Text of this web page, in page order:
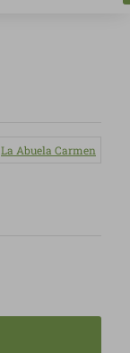
La Abuela Carmen